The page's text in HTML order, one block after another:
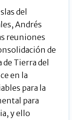
del
Andrés
reuniones
de
Tierra del
en la
para la
para
y ello